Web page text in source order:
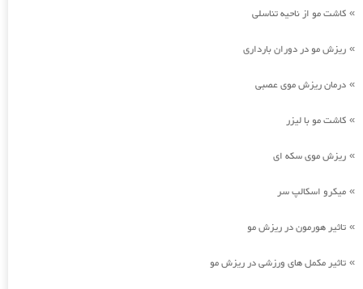
» کاشت مو از ناحیه تناسلی
» ریزش مو در دوران بارداری
» درمان ریزش موی عصبی
» کاشت مو با لیزر
» ریزش موی سکه ای
» میکرو اسکالپ سر
» تاثیر هورمون در ریزش مو
» تاثیر مکمل های ورزشی در ریزش مو